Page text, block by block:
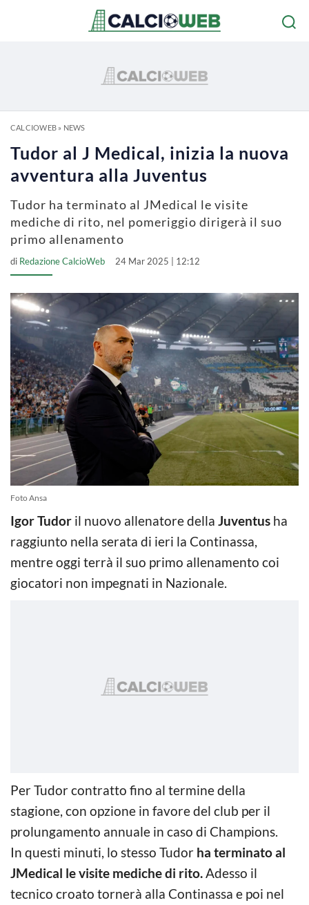
CALCIOWEB» NEWS
Tudor al J Medical, inizia la nuova
avventura alla Juventus
Tudor ha terminato al JMedical le visite
mediche di rito, nel pomeriggio dirigerà il suo
primo allenamento
di Redazione CalcioWeb 24 Mar 2025 | 12:12
Foto Ansa
Igor Tudor il nuovo allenatore della Juventus ha
raggiunto nella serata di ieri la Continassa,
mentre oggi terrà il suo primo allenamento coi
giocatori non impegnati in Nazionale.
Per Tudor contratto fino al termine della
stagione, con opzione in favore del club per il
prolungamento annuale in caso di Champions.
In questi minuti, lo stesso Tudor ha terminato al
JMedical le visite mediche di rito.Adesso il
tecnico croato tornerà alla Continassa e poi nel